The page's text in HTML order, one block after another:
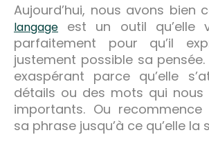
Aujourd’hui, nous avons bien
langage est un outil qu’elle
parfaitement pour qu’il
justement possible sa pensée.
exaspérant parce qu’elle
détails ou des mots qui nous
importants. Ou recommence
sa phrase jusqu’à ce qu’elle la